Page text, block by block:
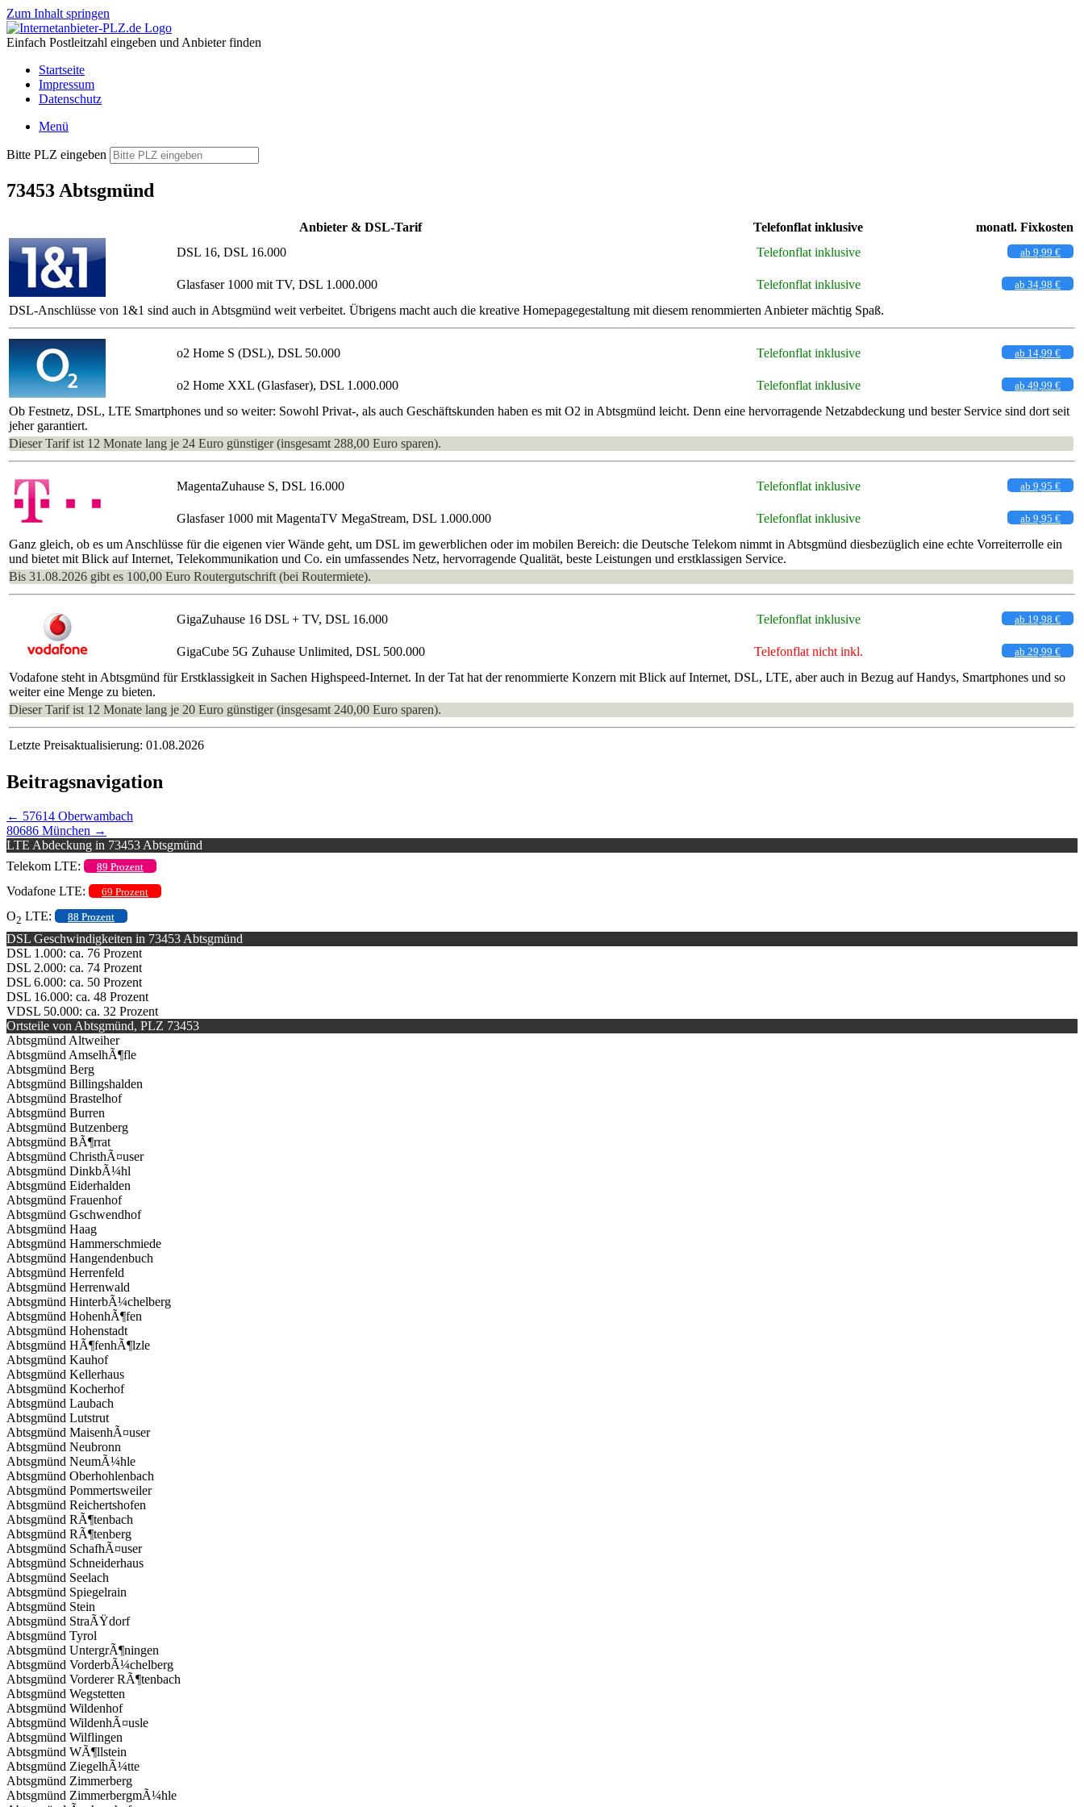
Zum Inhalt springen
Einfach Postleitzahl eingeben und Anbieter finden
Startseite
Impressum
Datenschutz
Menü
Bitte PLZ eingeben
73453 Abtsgmünd
Anbieter & DSL-Tarif Telefonflat inklusive
monatl. Fixkosten
DSL 16, DSL 16.000
Telefonflat inklusive ab 9,99 €
Glasfaser 1000 mit TV, DSL 1.000.000 Telefonflat inklusive ab 34,98 €
DSL-Anschlüsse von 1&1 sind auch in Abtsgmünd weit verbeitet. Übrigens macht auch die kreative Homepagegestaltung mit diesem renommierten Anbieter mächtig Spaß.
o2 Home S (DSL), DSL 50.000 Telefonflat inklusive ab 14,99 €
o2 Home XXL (Glasfaser), DSL 1.000.000 Telefonflat inklusive ab 49,99 €
Ob Festnetz, DSL, LTE Smartphones und so weiter: Sowohl Privat-, als auch Geschäftskunden haben es mit O2 in Abtsgmünd leicht. Denn eine hervorragende Netzabdeckung und bester Service sind dort seit
jeher garantiert.
Dieser Tarif ist 12 Monate lang je 24 Euro günstiger (insgesamt 288,00 Euro sparen).
MagentaZuhause S, DSL 16.000 Telefonflat inklusive ab 9,95 €
Glasfaser 1000 mit MagentaTV MegaStream, DSL 1.000.000 Telefonflat inklusive ab 9,95 €
Ganz gleich, ob es um Anschlüsse für die eigenen vier Wände geht, um DSL im gewerblichen oder im mobilen Bereich: die Deutsche Telekom nimmt in Abtsgmünd diesbezüglich eine echte Vorreiterrolle ein
und bietet mit Blick auf Internet, Telekommunikation und Co. ein umfassendes Netz, hervorragende Qualität, beste Leistungen und erstklassigen Service.
Bis 31.08.2026 gibt es 100,00 Euro Routergutschrift (bei Routermiete).
GigaZuhause 16 DSL + TV, DSL 16.000 Telefonflat inklusive ab 19,98 €
GigaCube 5G Zuhause Unlimited, DSL 500.000 Telefonflat nicht inkl. ab 29,99 €
Vodafone steht in Abtsgmünd für Erstklassigkeit in Sachen Highspeed-Internet. In der Tat hat der renommierte Konzern mit Blick auf Internet, DSL, LTE, aber auch in Bezug auf Handys, Smartphones und so
weiter eine Menge zu bieten.
Dieser Tarif ist 12 Monate lang je 20 Euro günstiger (insgesamt 240,00 Euro sparen).
Letzte Preisaktualisierung: 01.08.2026
Beitragsnavigation
← 57614 Oberwambach
80686 München →
LTE Abdeckung in 73453 Abtsgmünd
Telekom LTE:
89 Prozent
Vodafone LTE: 69 Prozent
O2 LTE: 88 Prozent
DSL Geschwindigkeiten in 73453 Abtsgmünd
DSL 1.000: ca. 76 Prozent
DSL 2.000: ca. 74 Prozent
DSL 6.000: ca. 50 Prozent
DSL 16.000: ca. 48 Prozent
VDSL 50.000: ca. 32 Prozent
Ortsteile von Abtsgmünd, PLZ 73453
Abtsgmünd Altweiher
Abtsgmünd AmselhÃ¶fle
Abtsgmünd Berg
Abtsgmünd Billingshalden
Abtsgmünd Brastelhof
Abtsgmünd Burren
Abtsgmünd Butzenberg
Abtsgmünd BÃ¶rrat
Abtsgmünd ChristhÃ¤user
Abtsgmünd DinkbÃ¼hl
Abtsgmünd Eiderhalden
Abtsgmünd Frauenhof
Abtsgmünd Gschwendhof
Abtsgmünd Haag
Abtsgmünd Hammerschmiede
Abtsgmünd Hangendenbuch
Abtsgmünd Herrenfeld
Abtsgmünd Herrenwald
Abtsgmünd HinterbÃ¼chelberg
Abtsgmünd HohenhÃ¶fen
Abtsgmünd Hohenstadt
Abtsgmünd HÃ¶fenhÃ¶lzle
Abtsgmünd Kauhof
Abtsgmünd Kellerhaus
Abtsgmünd Kocherhof
Abtsgmünd Laubach
Abtsgmünd Lutstrut
Abtsgmünd MaisenhÃ¤user
Abtsgmünd Neubronn
Abtsgmünd NeumÃ¼hle
Abtsgmünd Oberhohlenbach
Abtsgmünd Pommertsweiler
Abtsgmünd Reichertshofen
Abtsgmünd RÃ¶tenbach
Abtsgmünd RÃ¶tenberg
Abtsgmünd SchafhÃ¤user
Abtsgmünd Schneiderhaus
Abtsgmünd Seelach
Abtsgmünd Spiegelrain
Abtsgmünd Stein
Abtsgmünd StraÃŸdorf
Abtsgmünd Tyrol
Abtsgmünd UntergrÃ¶ningen
Abtsgmünd VorderbÃ¼chelberg
Abtsgmünd Vorderer RÃ¶tenbach
Abtsgmünd Wegstetten
Abtsgmünd Wildenhof
Abtsgmünd WildenhÃ¤usle
Abtsgmünd Wilflingen
Abtsgmünd WÃ¶llstein
Abtsgmünd ZiegelhÃ¼tte
Abtsgmünd Zimmerberg
Abtsgmünd ZimmerbergmÃ¼hle